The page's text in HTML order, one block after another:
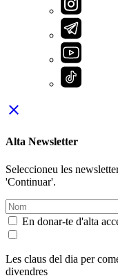
close
Alta Newsletter
Seleccioneu les
'Continuar'.
En donar-te d'alta
Les claus del dia per
divendres